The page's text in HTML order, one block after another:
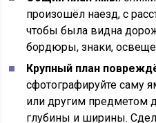
произошёл наезд, с
чтобы была видна
бордюры, знаки,
Крупный план
сфотографируйте саму
или другим предметом
глубины и ширины.